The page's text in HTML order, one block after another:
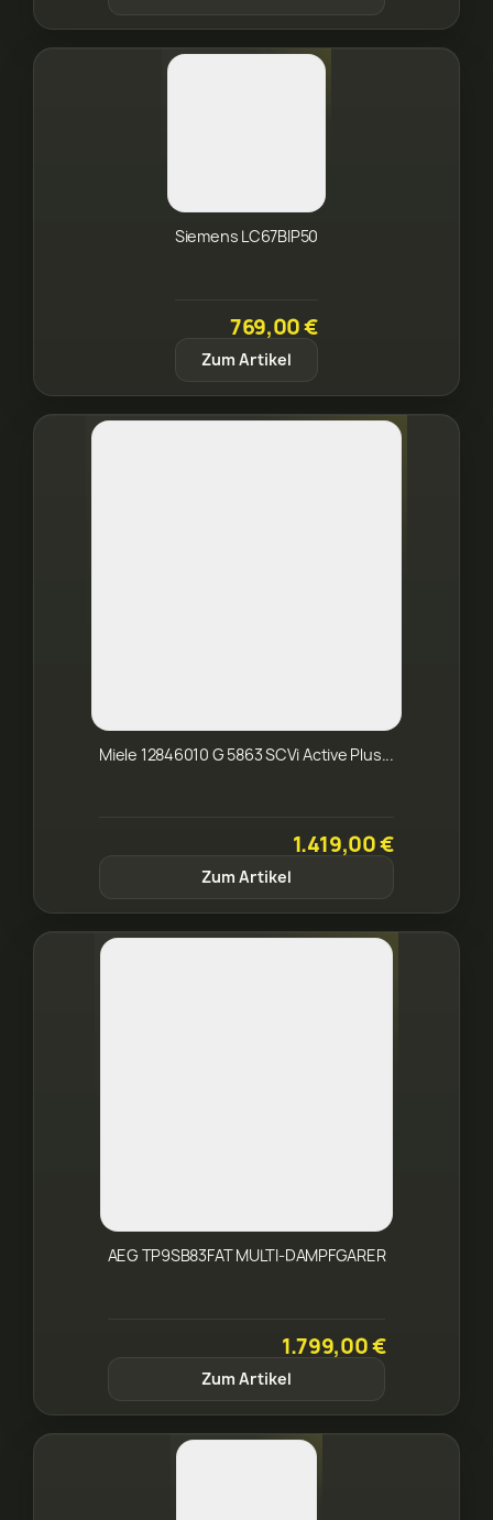
Siemens LC67BIP50
769,00 €
Zum Artikel
Miele 12846010 G 5863 SCVi Active Plus...
1.419,00 €
Zum Artikel
AEG TP9SB83FAT MULTI-DAMPFGARER
1.799,00 €
Zum Artikel